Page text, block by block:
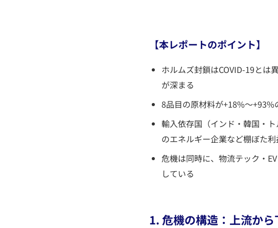
【本レポートのポイント】
ホルムズ封鎖はCOVID-19とは
が深まる
8品目の原材料が+18%〜
輸入依存国（インド・韓国・
のエネルギー企業など棚ぼた
危機は同時に、物流テック・
している
1. 危機の構造：上流か